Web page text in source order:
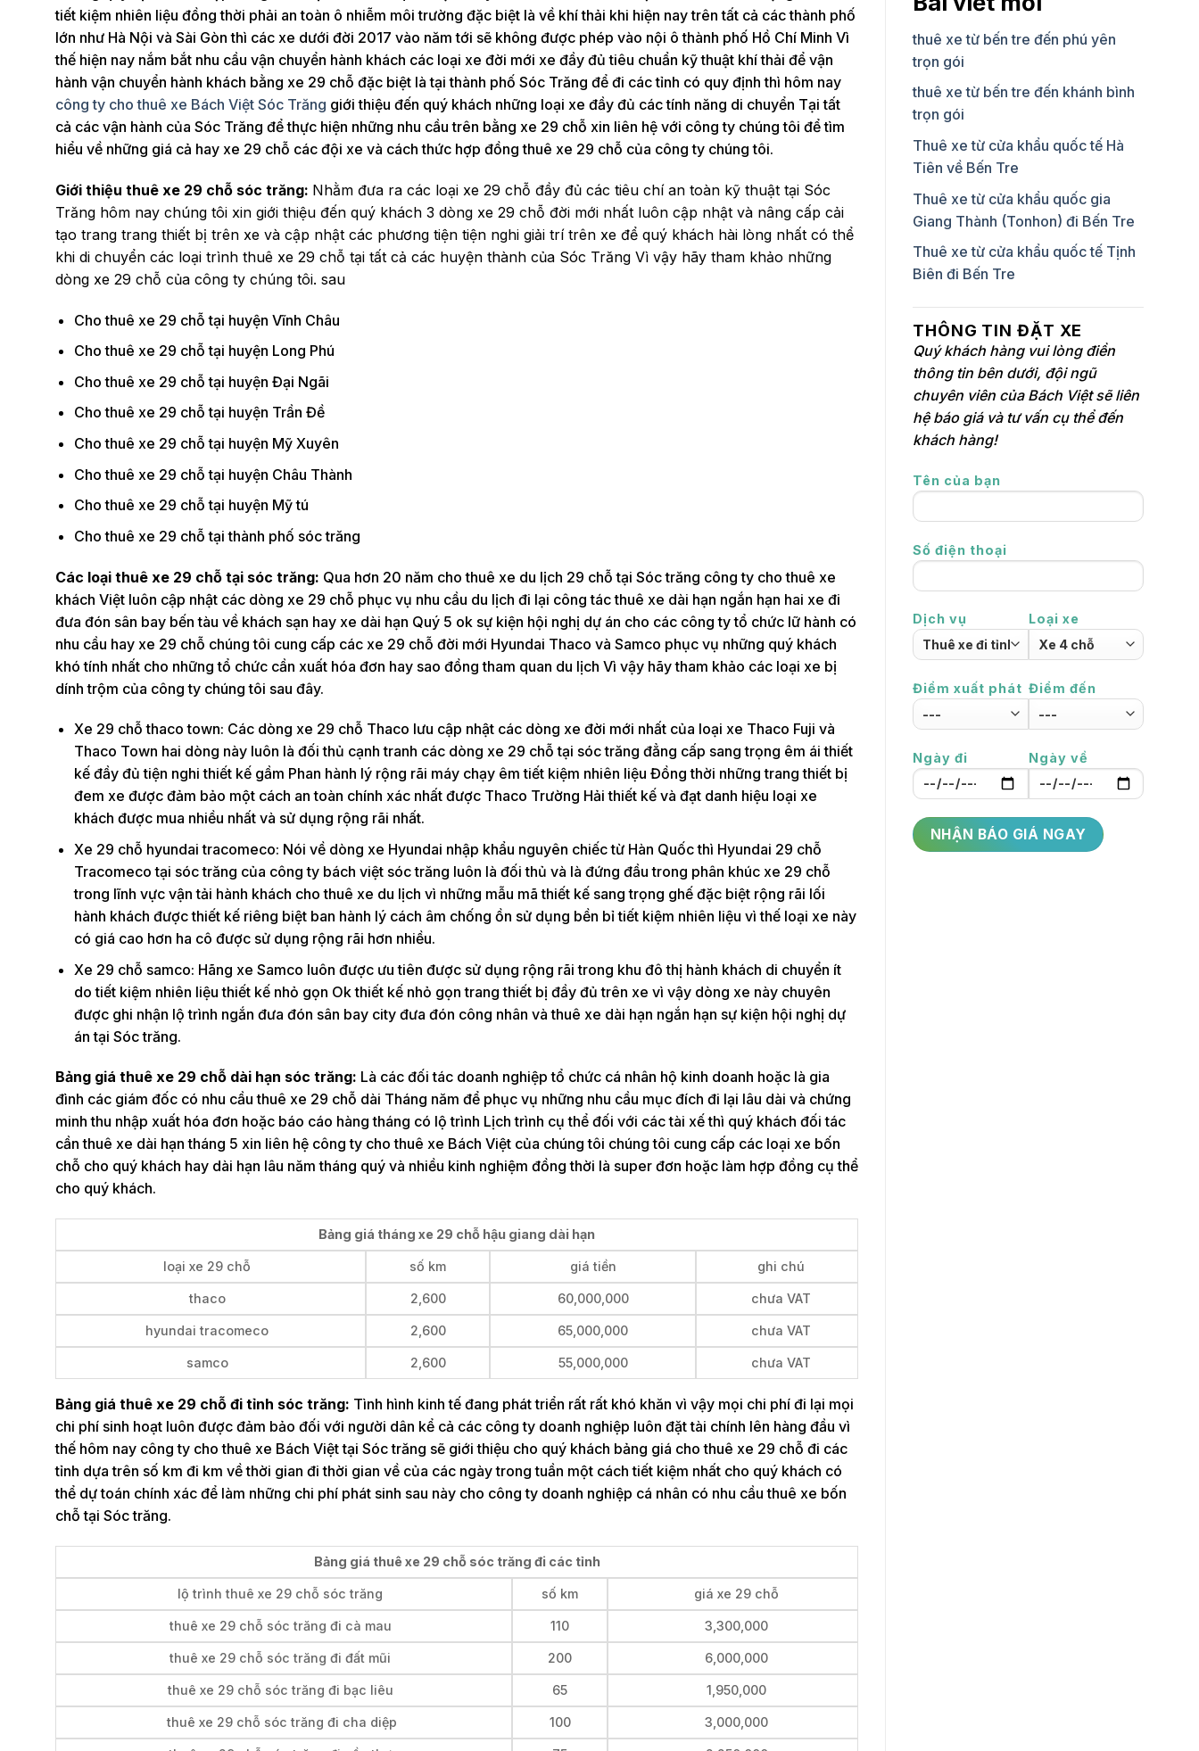
tiết kiệm nhiên liệu đồng thời phải an toàn ô nhiễm môi trường đặc biệt là về khí thải khi hiện nay trên tất cả các thành phố
lớn như Hà Nội và Sài Gòn thì các xe dưới đời 2017 vào năm tới sẽ không được phép vào nội ô thành phố Hồ Chí Minh Vì
thế hiện nay nắm bắt nhu cầu vận chuyển hành khách các loại xe đời mới xe đầy đủ tiêu chuẩn kỹ thuật khí thải để vận
hành vận chuyển hành khách bằng xe 29 chỗ đặc biệt là tại thành phố Sóc Trăng để đi các tỉnh có quy định thì hôm nay
công ty cho thuê xe Bách Việt Sóc Trăng giới thiệu đến quý khách những loại xe đầy đủ các tính năng di chuyển Tại tất
cả các vận hành của Sóc Trăng để thực hiện những nhu cầu trên bằng xe 29 chỗ xin liên hệ với công ty chúng tôi để tìm
hiểu về những giá cả hay xe 29 chỗ các đội xe và cách thức hợp đồng thuê xe 29 chỗ của công ty chúng tôi.
Giới thiệu thuê xe 29 chỗ sóc trăng: Nhằm đưa ra các loại xe 29 chỗ đầy đủ các tiêu chí an toàn kỹ thuật tại Sóc
Trăng hôm nay chúng tôi xin giới thiệu đến quý khách 3 dòng xe 29 chỗ đời mới nhất luôn cập nhật và nâng cấp cải
tạo trang trang thiết bị trên xe và cập nhật các phương tiện tiện nghi giải trí trên xe để quý khách hài lòng nhất có thể
khi di chuyển các loại trình thuê xe 29 chỗ tại tất cả các huyện thành của Sóc Trăng Vì vậy hãy tham khảo những
dòng xe 29 chỗ của công ty chúng tôi. sau
Cho thuê xe 29 chỗ tại huyện Vĩnh Châu
Cho thuê xe 29 chỗ tại huyện Long Phú
Cho thuê xe 29 chỗ tại huyện Đại Ngãi
Cho thuê xe 29 chỗ tại huyện Trần Đề
Cho thuê xe 29 chỗ tại huyện Mỹ Xuyên
Cho thuê xe 29 chỗ tại huyện Châu Thành
Cho thuê xe 29 chỗ tại huyện Mỹ tú
Cho thuê xe 29 chỗ tại thành phố sóc trăng
Các loại thuê xe 29 chỗ tại sóc trăng: Qua hơn 20 năm cho thuê xe du lịch 29 chỗ tại Sóc trăng công ty cho thuê xe
khách Việt luôn cập nhật các dòng xe 29 chỗ phục vụ nhu cầu du lịch đi lại công tác thuê xe dài hạn ngắn hạn hai xe đi
đưa đón sân bay bến tàu về khách sạn hay xe dài hạn Quý 5 ok sự kiện hội nghị dự án cho các công ty tổ chức lữ hành có
nhu cầu hay xe 29 chỗ chúng tôi cung cấp các xe 29 chỗ đời mới Hyundai Thaco và Samco phục vụ những quý khách
khó tính nhất cho những tổ chức cần xuất hóa đơn hay sao đồng tham quan du lịch Vì vậy hãy tham khảo các loại xe bị
dính trộm của công ty chúng tôi sau đây.
Xe 29 chỗ thaco town: Các dòng xe 29 chỗ Thaco lưu cập nhật các dòng xe đời mới nhất của loại xe Thaco Fuji và
Thaco Town hai dòng này luôn là đối thủ cạnh tranh các dòng xe 29 chỗ tại sóc trăng đẳng cấp sang trọng êm ái thiết
kế đầy đủ tiện nghi thiết kế gầm Phan hành lý rộng rãi máy chạy êm tiết kiệm nhiên liệu Đồng thời những trang thiết bị
đem xe được đảm bảo một cách an toàn chính xác nhất được Thaco Trường Hải thiết kế và đạt danh hiệu loại xe
khách được mua nhiều nhất và sử dụng rộng rãi nhất.
Xe 29 chỗ hyundai tracomeco: Nói về dòng xe Hyundai nhập khẩu nguyên chiếc từ Hàn Quốc thì Hyundai 29 chỗ
Tracomeco tại sóc trăng của công ty bách việt sóc trăng luôn là đối thủ và là đứng đầu trong phân khúc xe 29 chỗ
trong lĩnh vực vận tải hành khách cho thuê xe du lịch vì những mẫu mã thiết kế sang trọng ghế đặc biệt rộng rãi lối
hành khách được thiết kế riêng biệt ban hành lý cách âm chống ồn sử dụng bền bỉ tiết kiệm nhiên liệu vì thế loại xe này
có giá cao hơn ha cô được sử dụng rộng rãi hơn nhiều.
Xe 29 chỗ samco: Hãng xe Samco luôn được ưu tiên được sử dụng rộng rãi trong khu đô thị hành khách di chuyển ít
do tiết kiệm nhiên liệu thiết kế nhỏ gọn Ok thiết kế nhỏ gọn trang thiết bị đầy đủ trên xe vì vậy dòng xe này chuyên
được ghi nhận lộ trình ngắn đưa đón sân bay city đưa đón công nhân và thuê xe dài hạn ngắn hạn sự kiện hội nghị dự
án tại Sóc trăng.
Bảng giá thuê xe 29 chỗ dài hạn sóc trăng: Là các đối tác doanh nghiệp tổ chức cá nhân hộ kinh doanh hoặc là gia
đình các giám đốc có nhu cầu thuê xe 29 chỗ dài Tháng năm để phục vụ những nhu cầu mục đích đi lại lâu dài và chứng
minh thu nhập xuất hóa đơn hoặc báo cáo hàng tháng có lộ trình Lịch trình cụ thể đối với các tài xế thì quý khách đối tác
cần thuê xe dài hạn tháng 5 xin liên hệ công ty cho thuê xe Bách Việt của chúng tôi chúng tôi cung cấp các loại xe bốn
chỗ cho quý khách hay dài hạn lâu năm tháng quý và nhiều kinh nghiệm đồng thời là super đơn hoặc làm hợp đồng cụ thể
cho quý khách.
Bảng giá tháng xe 29 chỗ hậu giang dài hạn
loại xe 29 chỗ số km giá tiền ghi chú
thaco 2,600 60,000,000 chưa VAT
hyundai tracomeco 2,600 65,000,000 chưa VAT
samco 2,600 55,000,000 chưa VAT
Bảng giá thuê xe 29 chỗ đi tỉnh sóc trăng: Tình hình kinh tế đang phát triển rất rất khó khăn vì vậy mọi chi phí đi lại mọi
chi phí sinh hoạt luôn được đảm bảo đối với người dân kể cả các công ty doanh nghiệp luôn đặt tài chính lên hàng đầu vì
thế hôm nay công ty cho thuê xe Bách Việt tại Sóc trăng sẽ giới thiệu cho quý khách bảng giá cho thuê xe 29 chỗ đi các
tỉnh dựa trên số km đi km về thời gian đi thời gian về của các ngày trong tuần một cách tiết kiệm nhất cho quý khách có
thể dự toán chính xác để làm những chi phí phát sinh sau này cho công ty doanh nghiệp cá nhân có nhu cầu thuê xe bốn
chỗ tại Sóc trăng.
Bảng giá thuê xe 29 chỗ sóc trăng đi các tỉnh
lộ trình thuê xe 29 chỗ sóc trăng số km giá xe 29 chỗ
thuê xe 29 chỗ sóc trăng đi cà mau 110 3,300,000
thuê xe 29 chỗ sóc trăng đi đất mũi 200 6,000,000
thuê xe 29 chỗ sóc trăng đi bạc liêu 65 1,950,000
thuê xe 29 chỗ sóc trăng đi cha diệp 100 3,000,000
thuê xe từ bến tre đến phú yên
trọn gói
thuê xe từ bến tre đến khánh bình
trọn gói
Thuê xe từ cửa khẩu quốc tế Hà
Tiên về Bến Tre
Thuê xe từ cửa khẩu quốc gia
Giang Thành (Tonhon) đi Bến Tre
Thuê xe từ cửa khẩu quốc tế Tịnh
Biên đi Bến Tre
THÔNG TIN ĐẶT XE
Quý khách hàng vui lòng điền
thông tin bên dưới, đội ngũ
chuyên viên của Bách Việt sẽ liên
hệ báo giá và tư vấn cụ thể đến
khách hàng!
Tên của bạn
Số điện thoại
Dịch vụ Loại xe
Điểm xuất phát Điểm đến
Ngày đi Ngày về